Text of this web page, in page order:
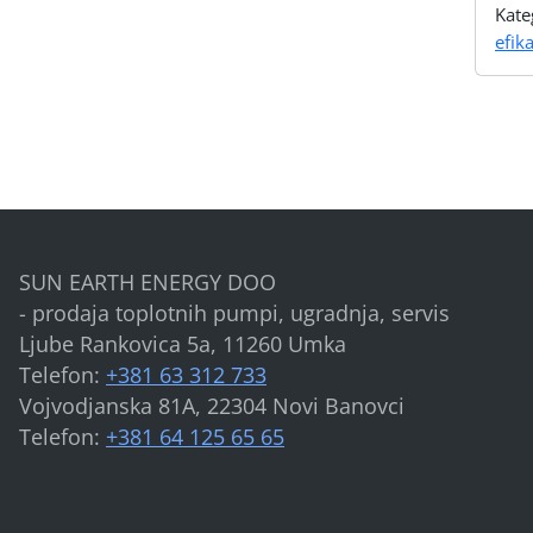
SUN EARTH ENERGY DOO
- prodaja toplotnih pumpi, ugradnja, servis
Ljube Rankovica 5a, 11260 Umka
Telefon: +381 63 312 733
Vojvodjanska 81A, 22304 Novi Banovci
Telefon: +381 64 125 65 65